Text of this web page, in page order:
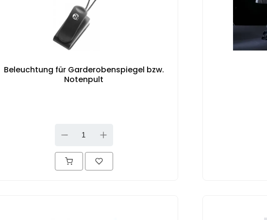
Beleuchtung für Garderobenspiegel bzw.
Notenpult
DOWN